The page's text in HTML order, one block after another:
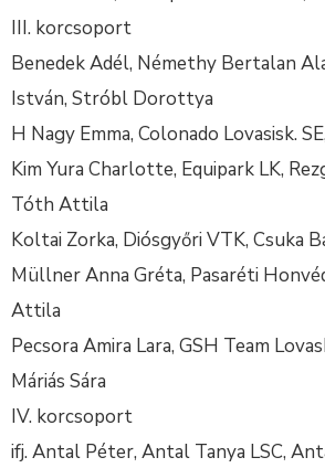
III. korcsoport
Benedek Adél, Némethy Bertalan
István, Stróbl Dorottya
H Nagy Emma, Colonado Lovasisk.
Kim Yura Charlotte, Equipark LK,
Tóth Attila
Koltai Zorka, Diósgyőri VTK, Csuka
Müllner Anna Gréta, Pasaréti
Attila
Pecsora Amira Lara, GSH Team
Máriás Sára
IV. korcsoport
ifj. Antal Péter, Antal Tanya LSC,